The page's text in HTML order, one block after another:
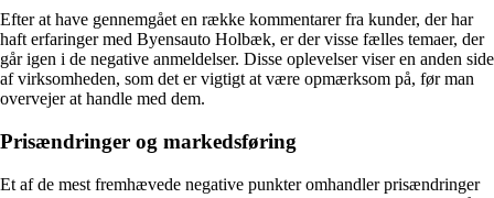
Efter at have gennemgået en række kommentarer fra kunder, der har
haft erfaringer med Byensauto Holbæk, er der visse fælles temaer, der
går igen i de negative anmeldelser. Disse oplevelser viser en anden side
af virksomheden, som det er vigtigt at være opmærksom på, før man
overvejer at handle med dem.
Prisændringer og markedsføring
Et af de mest fremhævede negative punkter omhandler prisændringer